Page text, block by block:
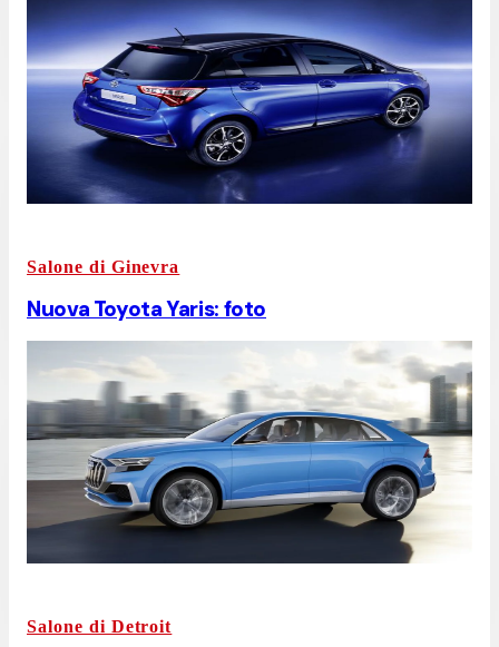
Salone di Ginevra
Nuova Toyota Yaris: foto
Salone di Detroit